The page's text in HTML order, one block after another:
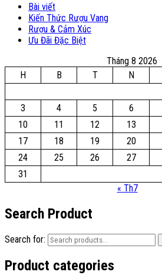
Bài viết
Kiến Thức Rượu Vang
Rượu & Cảm Xúc
Ưu Đãi Đặc Biệt
Tháng 8 2026
H
B T N
3
4 5 6
10
11 12 13
17
18 19 20
24
25 26 27
31
« Th7
Search Product
Search for:
Product categories